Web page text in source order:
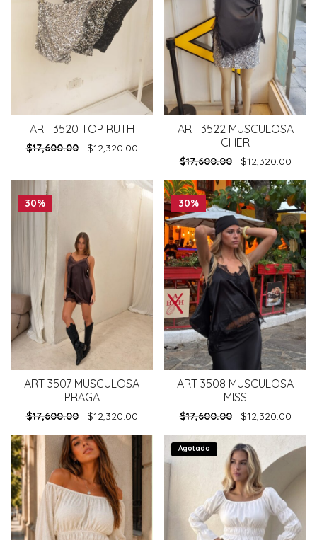
ART 3520 TOP RUTH
$17,600.00 $12,320.00
ART 3522 MUSCULOSA
CHER
$17,600.00 $12,320.00
30%
ART 3507 MUSCULOSA
PRAGA
$17,600.00 $12,320.00
30%
ART 3508 MUSCULOSA
MISS
$17,600.00 $12,320.00
Agotado